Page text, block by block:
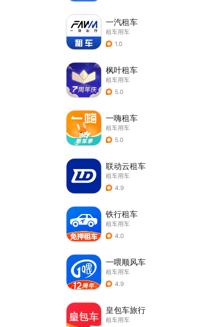
一汽租车
租车用车
1.0
枫叶租车
租车用车
5.0
一嗨租车
租车用车
5.0
联动云租车
租车用车
4.9
铁行租车
租车用车
4.0
一喂顺风车
租车用车
4.9
皇包车旅行
租车用车